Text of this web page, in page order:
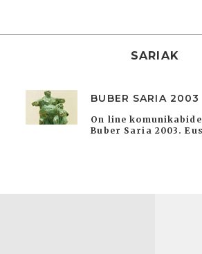
SARIAK
BUBER SARIA 2003
On line
Buber Saria 2003.